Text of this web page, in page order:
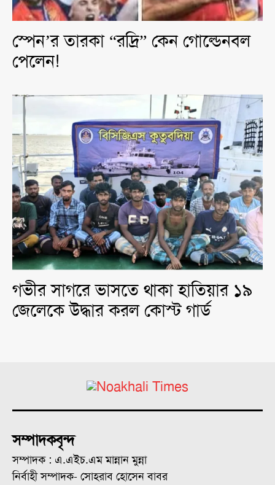
স্পেন’র তারকা “রদ্রি” কেন গোল্ডেনবল
পেলেন!
গভীর সাগরে ভাসতে থাকা হাতিয়ার ১৯
জেলেকে উদ্ধার করল কোস্ট গার্ড
সম্পাদকবৃন্দ
সম্পাদক : এ.এইচ.এম মান্নান মুন্না
নির্বাহী সম্পাদক- সোহরাব হোসেন বাবর